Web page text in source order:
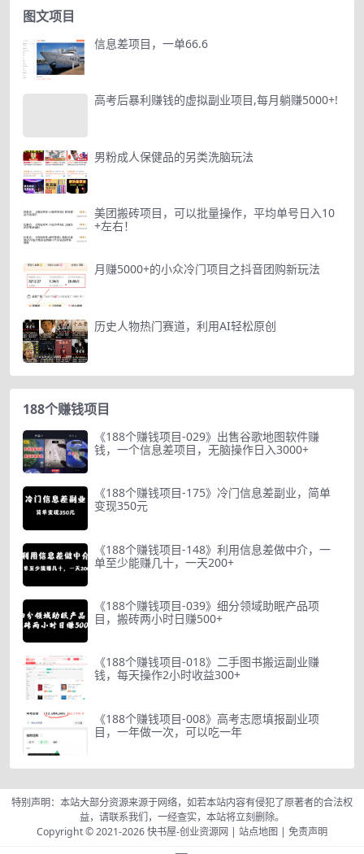
图文项目
信息差项目，一单66.6
高考后暴利赚钱的虚拟副业项目,每月躺赚5000+!
男粉成人保健品的另类洗脑玩法
美团搬砖项目，可以批量操作，平均单号日入10
+左右！
月赚5000+的小众冷门项目之抖音团购新玩法
历史人物热门赛道，利用AI轻松原创
188个赚钱项目
《188个赚钱项目-029》出售谷歌地图软件赚
钱，一个信息差项目，无脑操作日入3000+
《188个赚钱项目-175》冷门信息差副业，简单
变现350元
《188个赚钱项目-148》利用信息差做中介，一
单至少能赚几十，一天200+
《188个赚钱项目-039》细分领域助眠产品项
目，搬砖两小时日赚500+
《188个赚钱项目-018》二手图书搬运副业赚
钱，每天操作2小时收益300+
《188个赚钱项目-008》高考志愿填报副业项
目，一年做一次，可以吃一年
特别声明：本站大部分资源来源于网络，如若本站内容有侵犯了原著者的合法权
益，请联系我们，一经查实，本站将立刻删除。
Copyright © 2021-2026快书屋-创业资源网 | 站点地图 | 免责声明